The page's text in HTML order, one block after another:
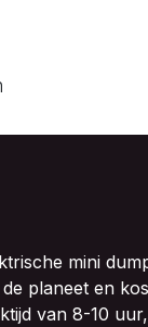
mini
planeet en
van 8-10